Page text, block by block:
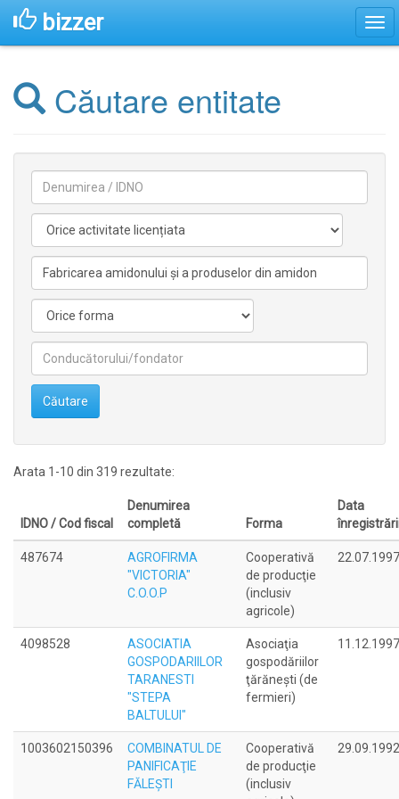
bizzer
Căutare entitate
licentiata
nelicentiata
Căutare
Arata 1-10 din 319 rezultate:
IDNO / Cod fiscal
Denumirea
completă
Forma
Data
487674
AGROFIRMA
"VICTORIA"
C.O.O.P
Cooperativă
de producţie
(inclusiv
agricole)
22.07.1997
4098528
ASOCIATIA
GOSPODARIILOR
TARANESTI
"STEPA
BALTULUI"
Asociaţia
gospodăriilor
ţărăneşti (de
fermieri)
11.12.1997
1003602150396
COMBINATUL DE
PANIFICAŢIE
FĂLEŞTI
Cooperativă
de producţie
(inclusiv
29.09.1992